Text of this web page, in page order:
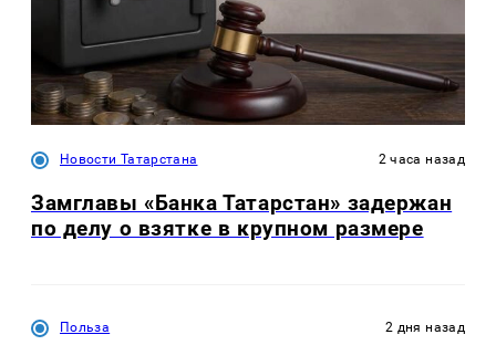
Новости Татарстана 2 часа назад
Замглавы «Банка Татарстан» задержан
по делу о взятке в крупном размере
Польза 2 дня назад